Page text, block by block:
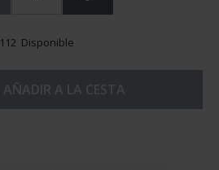
112 Disponible
AÑADIR A LA CESTA